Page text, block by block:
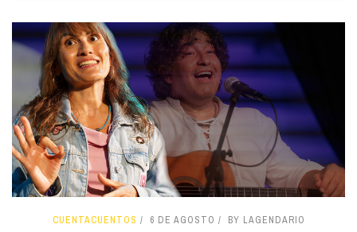
CUENTACUENTOS 6 DE AGOSTO BY LAGENDARIO